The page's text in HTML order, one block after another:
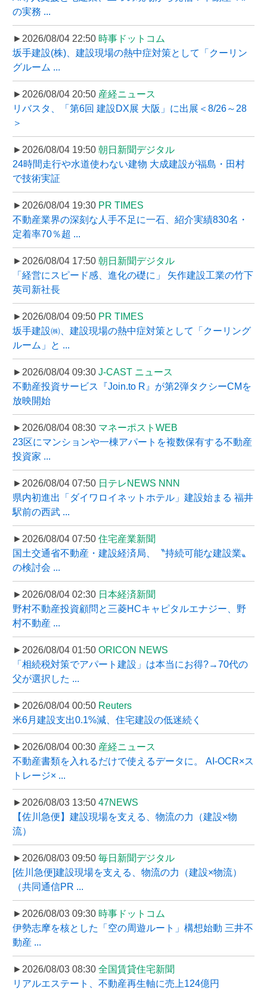
の実務 ...
►2026/08/04 22:50 時事ドットコム
坂手建設(株)、建設現場の熱中症対策として「クーリン
グルーム ...
►2026/08/04 20:50 産経ニュース
リバスタ、「第6回 建設DX展 大阪」に出展＜8/26～28
＞
►2026/08/04 19:50 朝日新聞デジタル
24時間走行や水道使わない建物 大成建設が福島・田村
で技術実証
►2026/08/04 19:30 PR TIMES
不動産業界の深刻な人手不足に一石、紹介実績830名・
定着率70％超 ...
►2026/08/04 17:50 朝日新聞デジタル
「経営にスピード感、進化の礎に」 矢作建設工業の竹下
英司新社長
►2026/08/04 09:50 PR TIMES
坂手建設㈱、建設現場の熱中症対策として「クーリング
ルーム」と ...
►2026/08/04 09:30 J-CAST ニュース
不動産投資サービス『Join.to R』が第2弾タクシーCMを
放映開始
►2026/08/04 08:30 マネーポストWEB
23区にマンションや一棟アパートを複数保有する不動産
投資家 ...
►2026/08/04 07:50 日テレNEWS NNN
県内初進出「ダイワロイネットホテル」建設始まる 福井
駅前の西武 ...
►2026/08/04 07:50 住宅産業新聞
国土交通省不動産・建設経済局、〝持続可能な建設業〟
の検討会 ...
►2026/08/04 02:30 日本経済新聞
野村不動産投資顧問と三菱HCキャピタルエナジー、野
村不動産 ...
►2026/08/04 01:50 ORICON NEWS
「相続税対策でアパート建設」は本当にお得?→70代の
父が選択した ...
►2026/08/04 00:50 Reuters
米6月建設支出0.1%減、住宅建設の低迷続く
►2026/08/04 00:30 産経ニュース
不動産書類を入れるだけで使えるデータに。 AI-OCR×ス
トレージ× ...
►2026/08/03 13:50 47NEWS
【佐川急便】建設現場を支える、物流の力（建設×物
流）
►2026/08/03 09:50 毎日新聞デジタル
[佐川急便]建設現場を支える、物流の力（建設×物流）
（共同通信PR ...
►2026/08/03 09:30 時事ドットコム
伊勢志摩を核とした「空の周遊ルート」構想始動 三井不
動産 ...
►2026/08/03 08:30 全国賃貸住宅新聞
リアルエステート、不動産再生軸に売上124億円